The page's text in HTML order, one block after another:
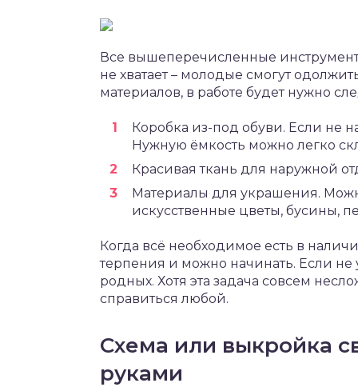
Все вышеперечисленные
не хватает – молодые смогут
материалов, в работе будет нужно
Коробка из-под обуви. Если не
Нужную ёмкость можно легко
Красивая ткань для наружной
Материалы для украшения.
искусственные цветы, бусины,
Когда всё необходимое есть в
терпения и можно начинать. Если
родных. Хотя эта задача совсем
справиться любой.
Схема или выкройка
руками